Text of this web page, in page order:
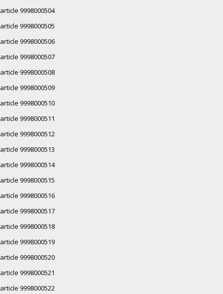
article 9998000504
article 9998000505
article 9998000506
article 9998000507
article 9998000508
article 9998000509
article 9998000510
article 9998000511
article 9998000512
article 9998000513
article 9998000514
article 9998000515
article 9998000516
article 9998000517
article 9998000518
article 9998000519
article 9998000520
article 9998000521
article 9998000522